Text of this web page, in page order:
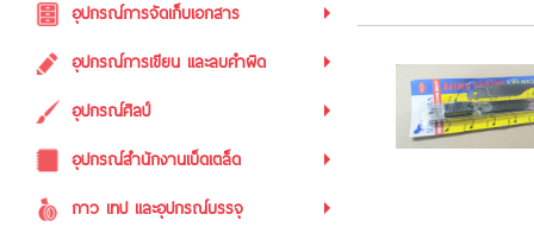
อุปกรณ์การจัดเก็บเอกสาร
อุปกรณ์การเขียน และลบคำผิด
อุปกรณ์ศิลป์
อุปกรณ์สำนักงานเบ็ดเตล็ด
กาว เทป และอุปกรณ์บรรจุ